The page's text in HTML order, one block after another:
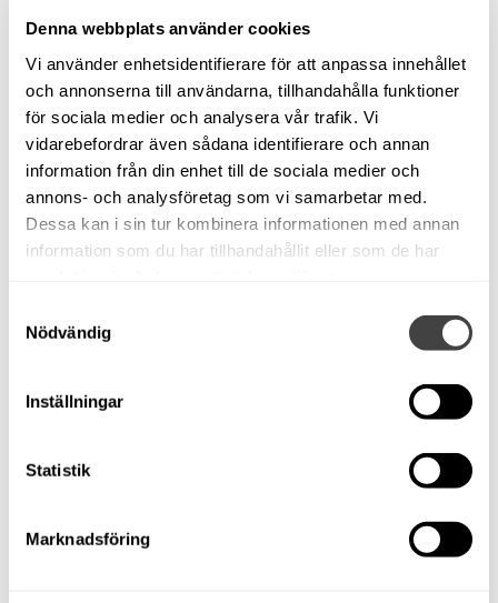
Denna webbplats använder cookies
Vi använder enhetsidentifierare för att anpassa innehållet
och annonserna till användarna, tillhandahålla funktioner
för sociala medier och analysera vår trafik. Vi
vidarebefordrar även sådana identifierare och annan
information från din enhet till de sociala medier och
annons- och analysföretag som vi samarbetar med.
Dessa kan i sin tur kombinera informationen med annan
information som du har tillhandahållit eller som de har
Nödvändig
Inställningar
Statistik
Marknadsföring